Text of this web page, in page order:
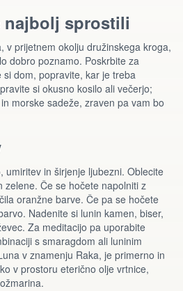
najbolj sprostili
v prijetnem okolju družinskega kroga,
dobro poznamo. Poskrbite za
dom, popravite, kar je treba
si okusno kosilo ali večerjo;
morske sadeže, zraven pa vam bo
umiritev in širjenje ljubezni. Oblecite
zelene. Če se hočete napolniti z
oranžne barve. Če pa se hočete
Nadenite si lunin kamen, biser,
Za meditacijo pa uporabite
s smaragdom ali luninim
v znamenju Raka, je primerno in
v prostoru eterično olje vrtnice,